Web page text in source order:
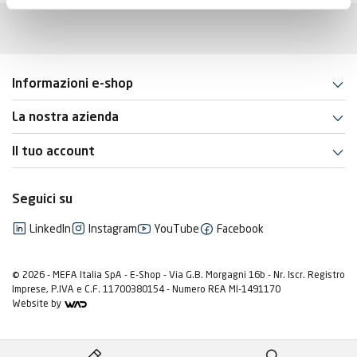
Informazioni e-shop
La nostra azienda
Il tuo account
Seguici su
LinkedIn Instagram YouTube Facebook
© 2026 - MEFA Italia SpA - E-Shop - Via G.B. Morgagni 16b - Nr. Iscr. Registro
Imprese, P.IVA e C.F. 11700380154 - Numero REA MI-1491170
Website by